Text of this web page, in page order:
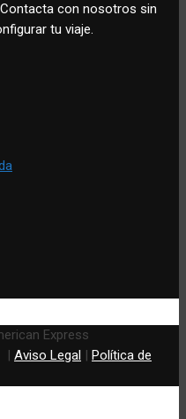
con nosotros sin
tu viaje.
| Aviso Legal | Política de